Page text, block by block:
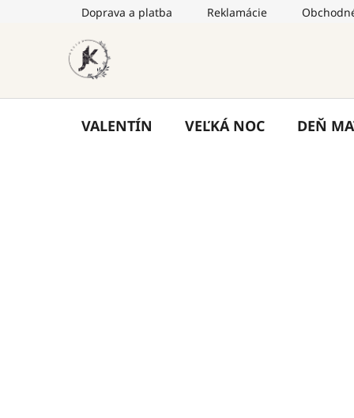
Doprava a platba Reklamácie
VALENTÍN VEĽKÁ NOC DEŇ